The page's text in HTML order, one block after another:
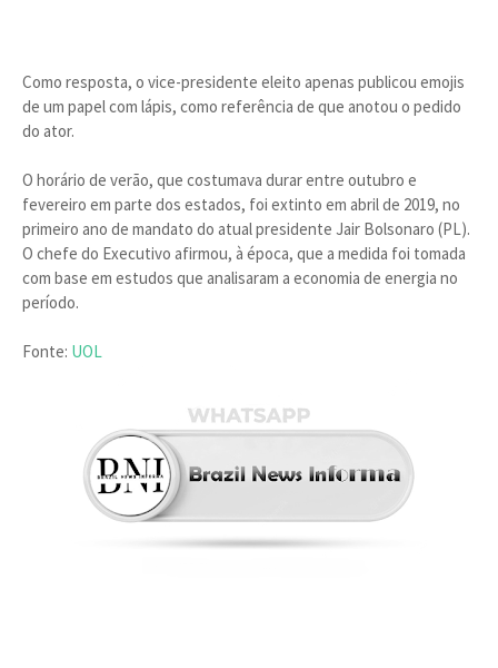
Como resposta, o vice-presidente eleito apenas publicou emojis
de um papel com lápis, como referência de que anotou o pedido
do ator.
O horário de verão, que costumava durar entre outubro e
fevereiro em parte dos estados, foi extinto em abril de 2019, no
primeiro ano de mandato do atual presidente Jair Bolsonaro (PL).
O chefe do Executivo afirmou, à época, que a medida foi tomada
com base em estudos que analisaram a economia de energia no
período.
Fonte: UOL